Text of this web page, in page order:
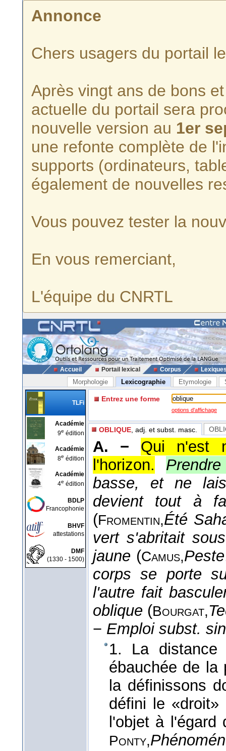
Annonce
Chers usagers du portail
Après vingt ans de bons
actuelle du portail sera
nouvelle version au 1er
une refonte complète de
supports (ordinateurs,
également de nouvelles
Vous pouvez tester la
En vous remerciant,
L'équipe du CNRTL
Accueil Portail lexical Corpus
Morphologie Lexicographie Etymologie
TLFi
Académie
9e édition
Académie
8e édition
Académie
4e édition
BDLP
Francophonie
BHVF
attestations
DMF
(1330 - 1500)
Entrez une forme
options d'affichage
OBLIQUE , adj. et subst. masc.
A. −
Qui n'est
l'horizon.
basse, et ne
devient tout à
(Fromentin,Été
vert s'abritait
jaune (Camus,Peste
corps se porte
l'autre fait
oblique (Bourgat,
− Emploi subst.
1. La
ébauchée de la
la définissons
défini le «droit»
l'objet à
Ponty,